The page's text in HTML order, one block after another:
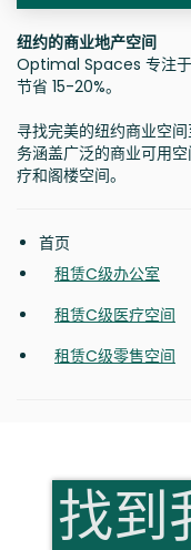
纽约的商业地产空间
Optimal Spaces 专注于
节省 15-20%。
寻找完美的纽约商业空
务涵盖广泛的商业可用
疗和阁楼空间。
首页
租赁C级办公室
租赁C级医疗空间
租赁C级零售空间
找到